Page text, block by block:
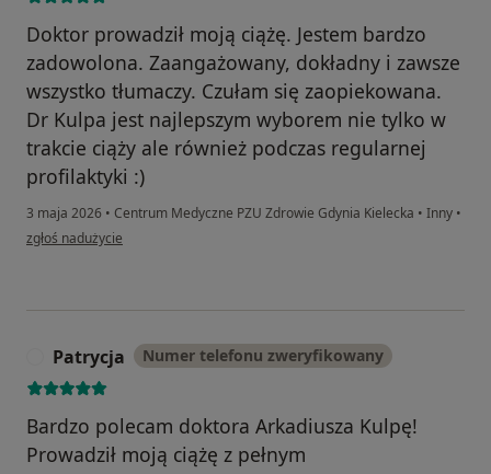
Doktor prowadził moją ciążę. Jestem bardzo
zadowolona. Zaangażowany, dokładny i zawsze
wszystko tłumaczy. Czułam się zaopiekowana.
Dr Kulpa jest najlepszym wyborem nie tylko w
trakcie ciąży ale również podczas regularnej
profilaktyki :)
3 maja 2026 • Centrum Medyczne PZU Zdrowie Gdynia Kielecka • Inny •
w opinii użytkownika Aleksandra
zgłoś nadużycie
Patrycja Numer telefonu zweryfikowany
Bardzo polecam doktora Arkadiusza Kulpę!
Prowadził moją ciążę z pełnym